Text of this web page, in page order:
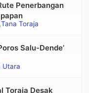
Tana Toraja
Penerbangan
Utara
Salu-Dende’
Toraja Desak